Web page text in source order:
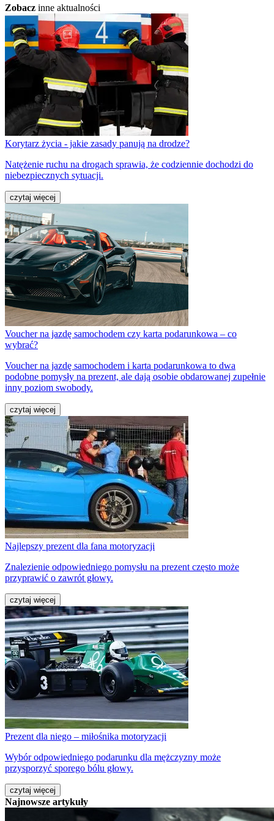
Zobacz inne aktualności
Korytarz życia - jakie zasady panują na drodze?
Natężenie ruchu na drogach sprawia, że codziennie dochodzi do
niebezpiecznych sytuacji.
czytaj więcej
Voucher na jazdę samochodem czy karta podarunkowa – co
wybrać?
Voucher na jazdę samochodem i karta podarunkowa to dwa
podobne pomysły na prezent, ale dają osobie obdarowanej zupełnie
inny poziom swobody.
czytaj więcej
Najlepszy prezent dla fana motoryzacji
Znalezienie odpowiedniego pomysłu na prezent często może
przyprawić o zawrót głowy.
czytaj więcej
Prezent dla niego – miłośnika motoryzacji
Wybór odpowiedniego podarunku dla mężczyzny może
przysporzyć sporego bólu głowy.
czytaj więcej
Najnowsze artykuły